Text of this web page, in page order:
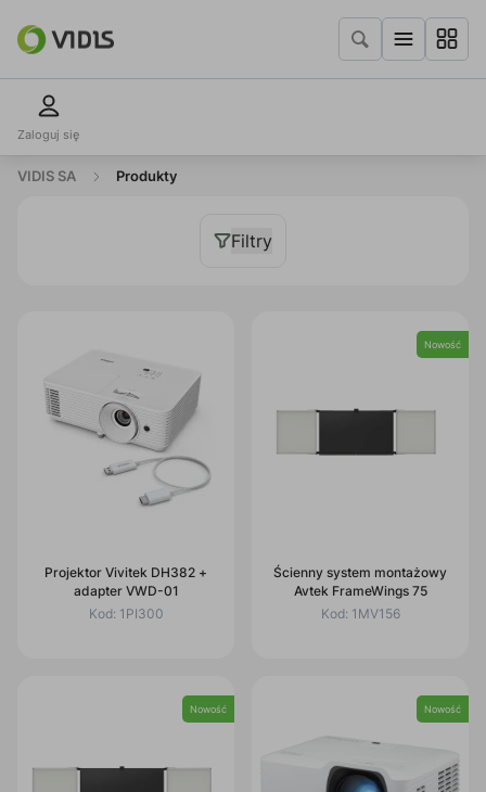
Zaloguj się
VIDIS SA Produkty
Filtry
Projektor Vivitek DH382 +
adapter VWD-01
Kod: 1PI300
Nowość
Ścienny system montażowy
Avtek FrameWings 75
Kod: 1MV156
Nowość Nowość